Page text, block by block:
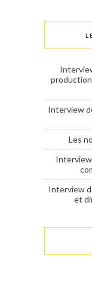
Interview
Les
Interview
Interview
et